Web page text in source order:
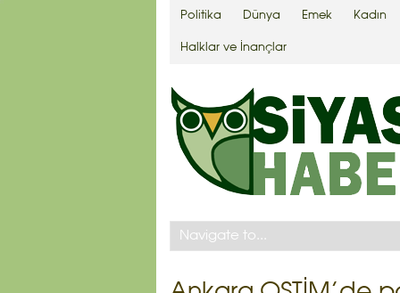
Politika Dünya Emek Kadın
Halklar ve İnançlar